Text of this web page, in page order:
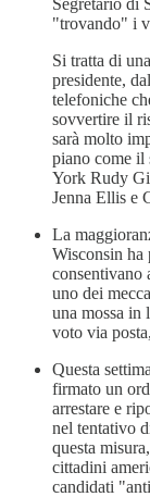
"trovando" i
Si tratta di
presidente,
telefoniche
sovvertire il
sarà molto
piano come il
York Rudy
Jenna Ellis e
La
Wisconsin ha
consentivano
uno dei
una mossa in
voto via
Questa
firmato un
arrestare e
nel tentativo
questa
cittadini
candidati